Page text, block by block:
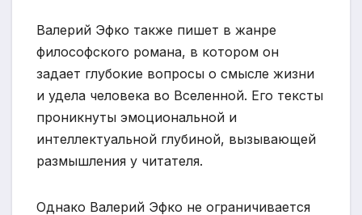
Валерий Эфко также пишет в жанре
философского романа, в котором он
задает глубокие вопросы о смысле жизни
и удела человека во Вселенной. Его тексты
проникнуты эмоциональной и
интеллектуальной глубиной, вызывающей
размышления у читателя.
Однако Валерий Эфко не ограничивается